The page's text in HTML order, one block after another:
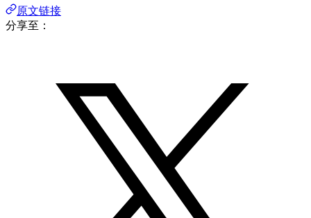
原文链接
分享至：